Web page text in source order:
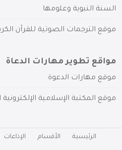
السنة النبوية وعلومها
موقع الترجمات الصوتية للقرآن
مواقع تطوير مهارات الدعاة
موقع مهارات الدعوة
موقع المكتبة الإسلامية
الرئيسية الأقسام الإذاعات